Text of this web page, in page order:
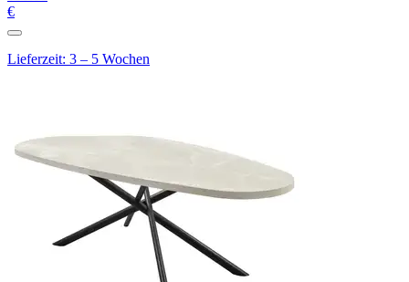
€
Lieferzeit: 3 – 5 Wochen